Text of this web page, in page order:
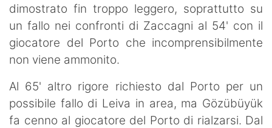
dimostrato fin troppo leggero, soprattutto su
un fallo nei confronti di Zaccagni al 54' con il
giocatore del Porto che incomprensibilmente
non viene ammonito.
Al 65' altro rigore richiesto dal Porto per un
possibile fallo di Leiva in area, ma Gözübüyük
fa cenno al giocatore del Porto di rialzarsi. Dal